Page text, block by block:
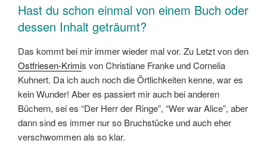
Hast du schon einmal von einem Buch oder
dessen Inhalt geträumt?
Das kommt bei mir immer wieder mal vor. Zu Letzt von den
Ostfriesen-Krimis von Christiane Franke und Cornelia
Kuhnert. Da ich auch noch die Örtlichkeiten kenne, war es
kein Wunder! Aber es passiert mir auch bei anderen
Büchern, sei es “Der Herr der Ringe”, “Wer war Alice”, aber
dann sind es immer nur so Bruchstücke und auch eher
verschwommen als so klar.